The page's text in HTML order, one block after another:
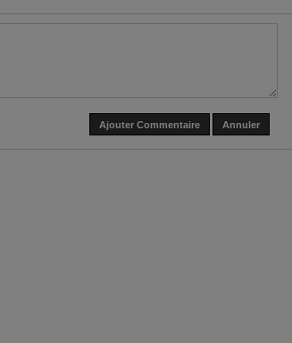
Ajouter Commentaire Annuler